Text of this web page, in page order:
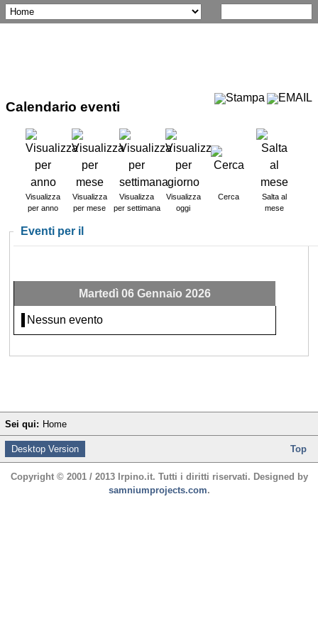
Calendario eventi
Visualizza
per anno
Visualizza
per mese
Visualizza
per settimana
Visualizza
oggi
Cerca
Salta al
mese
Eventi per il
Martedì 06 Gennaio 2026
Nessun evento
Sei qui: Home
Desktop Version Top
Copyright © 2001 / 2013 Irpino.it. Tutti i diritti riservati. Designed by
samniumprojects.com.